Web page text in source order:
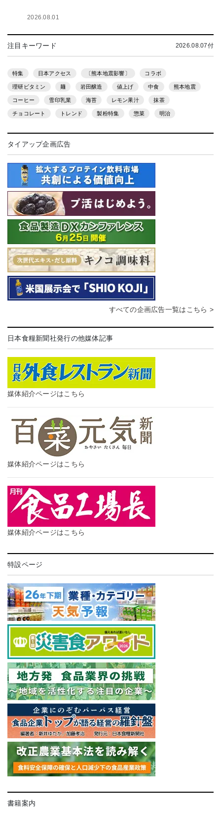
2026.08.01
注目キーワード 2026.08.07付
特集 日本アクセス 〔熊本地震影響〕 コラボ
理研ビタミン 麺 岩田醸造 値上げ 中食 熊本地震
コーヒー 雪印乳業 海苔 レモン果汁 抹茶
チョコレート トレンド 製粉特集 惣菜 明治
タイアップ企画広告
すべての企画広告一覧はこちら >
日本食糧新聞社発行の他媒体記事
媒体紹介ページはこちら
媒体紹介ページはこちら
媒体紹介ページはこちら
特設ページ
書籍案内